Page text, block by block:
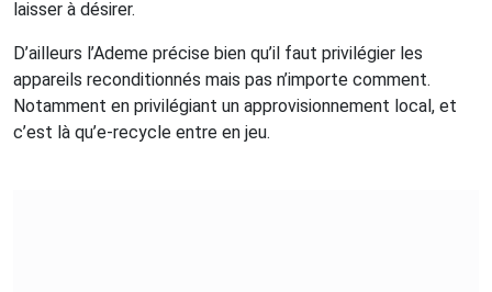
laisser à désirer.
D’ailleurs l’Ademe précise bien qu’il faut privilégier les
appareils reconditionnés mais pas n’importe comment.
Notamment en privilégiant un approvisionnement local, et
c’est là qu’e-recycle entre en jeu.